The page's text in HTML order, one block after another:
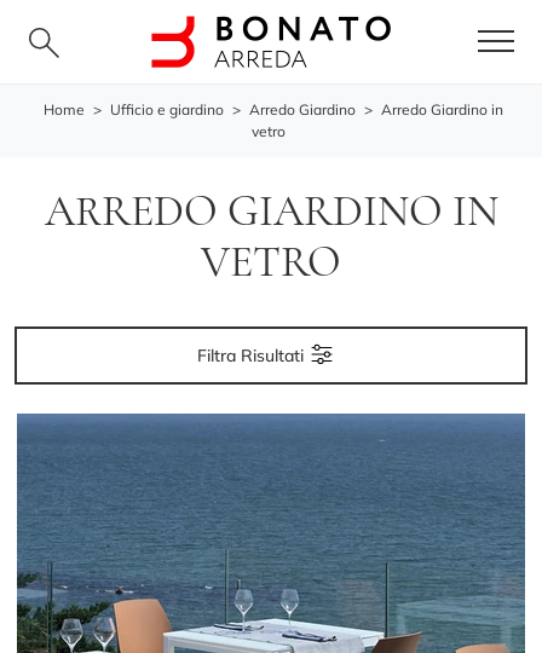
Home > Ufficio e giardino > Arredo Giardino > Arredo Giardino in
vetro
ARREDO GIARDINO IN
VETRO
Filtra Risultati